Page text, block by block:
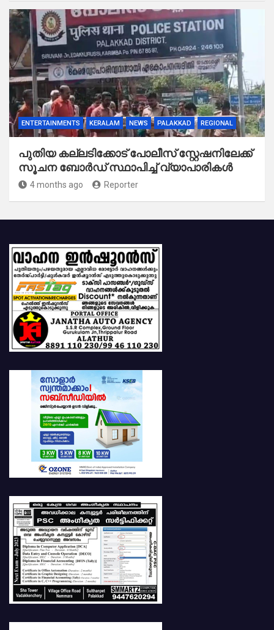
ENTERTAINMENTS KERALAM NEWS PALAKKAD REGIONAL
പുതിയ കല്ലടിക്കോട് പോലീസ് സ്റ്റേഷനിലേക്ക്
സൂചന ബോർഡ് സ്ഥാപിച്ച് വ്യാപാരികൾ
4 months ago Reporter